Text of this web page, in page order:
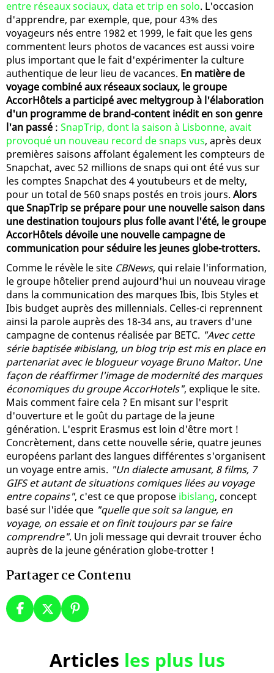
entre réseaux sociaux, data et trip en solo. L'occasion
d'apprendre, par exemple, que, pour 43% des
voyageurs nés entre 1982 et 1999, le fait que les gens
commentent leurs photos de vacances est aussi voire
plus important que le fait d'expérimenter la culture
authentique de leur lieu de vacances. En matière de
voyage combiné aux réseaux sociaux, le groupe
AccorHôtels a participé avec meltygroup à l'élaboration
d'un programme de brand-content inédit en son genre
l'an passé : SnapTrip, dont la saison à Lisbonne, avait
provoqué un nouveau record de snaps vus, après deux
premières saisons affolant également les compteurs de
Snapchat, avec 52 millions de snaps qui ont été vus sur
les comptes Snapchat des 4 youtubeurs et de melty,
pour un total de 560 snaps postés en trois jours. Alors
que SnapTrip se prépare pour une nouvelle saison dans
une destination toujours plus folle avant l'été, le groupe
AccorHôtels dévoile une nouvelle campagne de
communication pour séduire les jeunes globe-trotters.
Comme le révèle le site CBNews, qui relaie l'information,
le groupe hôtelier prend aujourd'hui un nouveau virage
dans la communication des marques Ibis, Ibis Styles et
Ibis budget auprès des millennials. Celles-ci reprennent
ainsi la parole auprès des 18-34 ans, au travers d'une
campagne de contenus réalisée par BETC. "Avec cette
série baptisée #ibislang, un blog trip est mis en place en
partenariat avec le blogueur voyage Bruno Maltor. Une
façon de réaffirmer l'image de modernité des marques
économiques du groupe AccorHotels", explique le site.
Mais comment faire cela ? En misant sur l'esprit
d'ouverture et le goût du partage de la jeune
génération. L'esprit Erasmus est loin d'être mort !
Concrètement, dans cette nouvelle série, quatre jeunes
européens parlant des langues différentes s'organisent
un voyage entre amis. "Un dialecte amusant, 8 films, 7
GIFS et autant de situations comiques liées au voyage
entre copains", c'est ce que propose ibislang, concept
basé sur l'idée que "quelle que soit sa langue, en
voyage, on essaie et on finit toujours par se faire
comprendre". Un joli message qui devrait trouver écho
auprès de la jeune génération globe-trotter !
Partager ce Contenu
Articles les plus lus